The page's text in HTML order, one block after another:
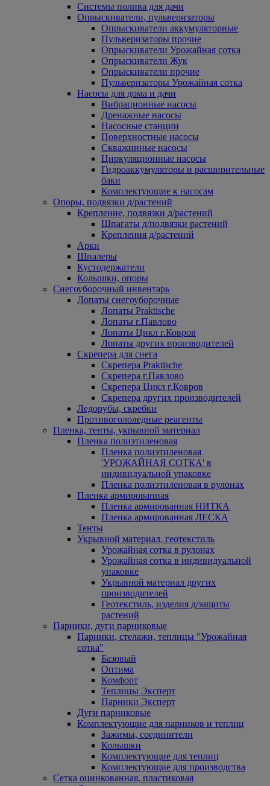
Системы полива для дачи
Опрыскиватели, пульверизаторы
Опрыскиватели аккумуляторные
Пульверизаторы прочие
Опрыскиватели Урожайная сотка
Опрыскиватели Жук
Опрыскиватели прочие
Пульверизаторы Урожайная сотка
Насосы для дома и дачи
Вибрационные насосы
Дренажные насосы
Насосные станции
Поверхностные насосы
Скважинные насосы
Циркуляционные насосы
Гидроаккумуляторы и расширительные
баки
Комплектующие к насосам
Опоры, подвязки д/растений
Крепление, подвязки д/растений
Шпагаты д/подвязки растений
Крепления д/растений
Арки
Шпалеры
Кустодержатели
Колышки, опоры
Снегоуборочный инвентарь
Лопаты снегоуборочные
Лопаты Praktische
Лопаты г.Павлово
Лопаты Цикл г.Ковров
Лопаты других производителей
Скрепера для снега
Скрепера Praktische
Скрепера г.Павлово
Скрепера Цикл г.Ковров
Скрепера других производителей
Ледорубы, скребки
Противогололедные реагенты
Пленка, тенты, укрывной материал
Пленка полиэтиленовая
Пленка полиэтиленовая
'УРОЖАЙНАЯ СОТКА' в
индивидуальной упаковке
Пленка полиэтиленовая в рулонах
Пленка армированная
Пленка армированная НИТКА
Пленка армированная ЛЕСКА
Тенты
Укрывной материал, геотекстиль
Урожайная сотка в рулонах
Урожайная сотка в индивидуальной
упаковке
Укрывной материал других
производителей
Геотекстиль, изделия д/защиты
растений
Парники, дуги парниковые
Парники, стелажи, теплицы "Урожайная
сотка"
Базовый
Оптима
Комфорт
Теплицы Эксперт
Парники Эксперт
Дуги парниковые
Комплектующие для парников и теплиц
Зажимы, соединители
Колышки
Комплектующие для теплиц
Комплектующие для производства
Сетка оцинкованная, пластиковая